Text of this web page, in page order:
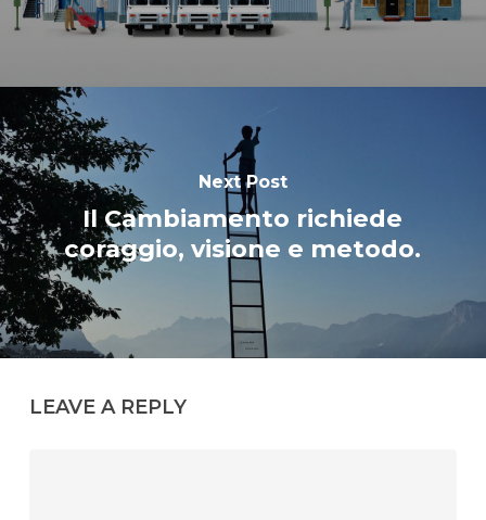
Next Post
Il Cambiamento richiede
coraggio, visione e metodo.
LEAVE A REPLY